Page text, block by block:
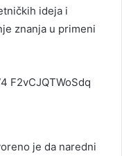
ideja i
znanja u primeni
je da naredni